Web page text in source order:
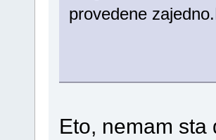
provedene
Eto, nemam sta